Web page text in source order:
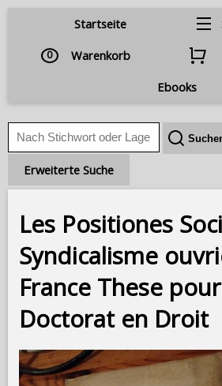
Startseite
0 Warenkorb
Ebooks
Erweiterte Suche
Les Positiones
Syndicalisme
France These
Doctorat en Droit